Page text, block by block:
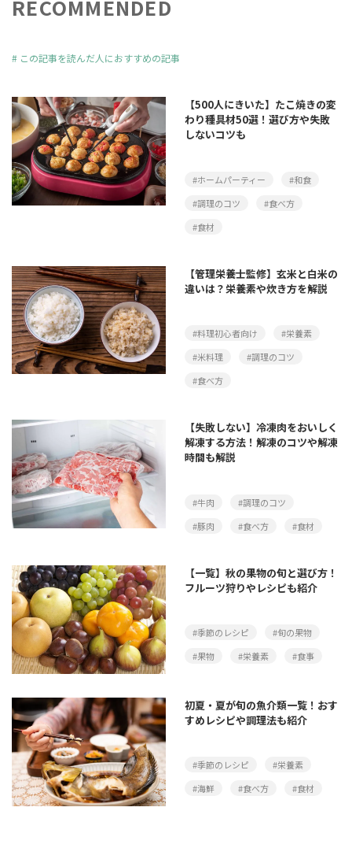
RECOMMENDED
# この記事を読んだ人におすすめの記事
【500人にきいた】たこ焼きの変
わり種具材50選！選び方や失敗
しないコツも
#ホームパーティー
#和食
#調理のコツ
#食べ方
#食材
【管理栄養士監修】玄米と白米の
違いは？栄養素や炊き方を解説
#料理初心者向け
#栄養素
#米料理
#調理のコツ
#食べ方
【失敗しない】冷凍肉をおいしく
解凍する方法！解凍のコツや解凍
時間も解説
#牛肉
#調理のコツ
#豚肉
#食べ方 #食材
【一覧】秋の果物の旬と選び方！
フルーツ狩りやレシピも紹介
#季節のレシピ
#旬の果物
#果物
#栄養素 #食事
初夏・夏が旬の魚介類一覧！おす
すめレシピや調理法も紹介
#季節のレシピ
#栄養素
#海鮮
#食べ方 #食材